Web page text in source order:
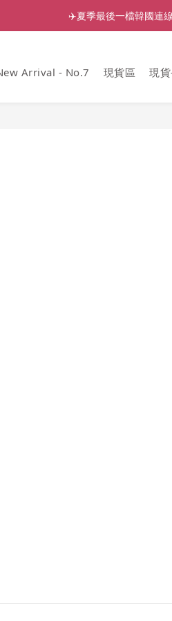
✈️夏季最後一檔韓國連
Arrival - No.7 現貨區 現